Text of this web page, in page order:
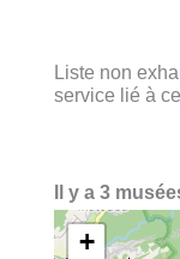
Liste non
service lié à
Il y a 3
+